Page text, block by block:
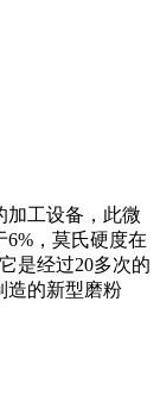
加工设备，此微
，莫氏硬度在
是经过20多次的
造的新型磨粉